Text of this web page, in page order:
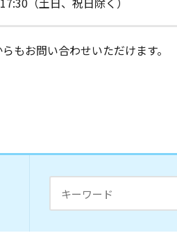
もお問い合わせいただけます。